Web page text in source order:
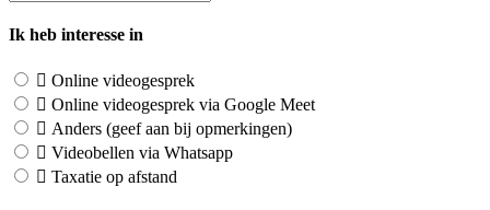
Ik heb interesse in
Online videogesprek
Online videogesprek via Google Meet
Anders (geef aan bij opmerkingen)
Videobellen via Whatsapp
Taxatie op afstand